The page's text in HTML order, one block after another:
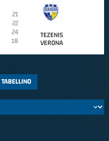
21
22
24
18
TEZENIS
VERONA
TABELLINO